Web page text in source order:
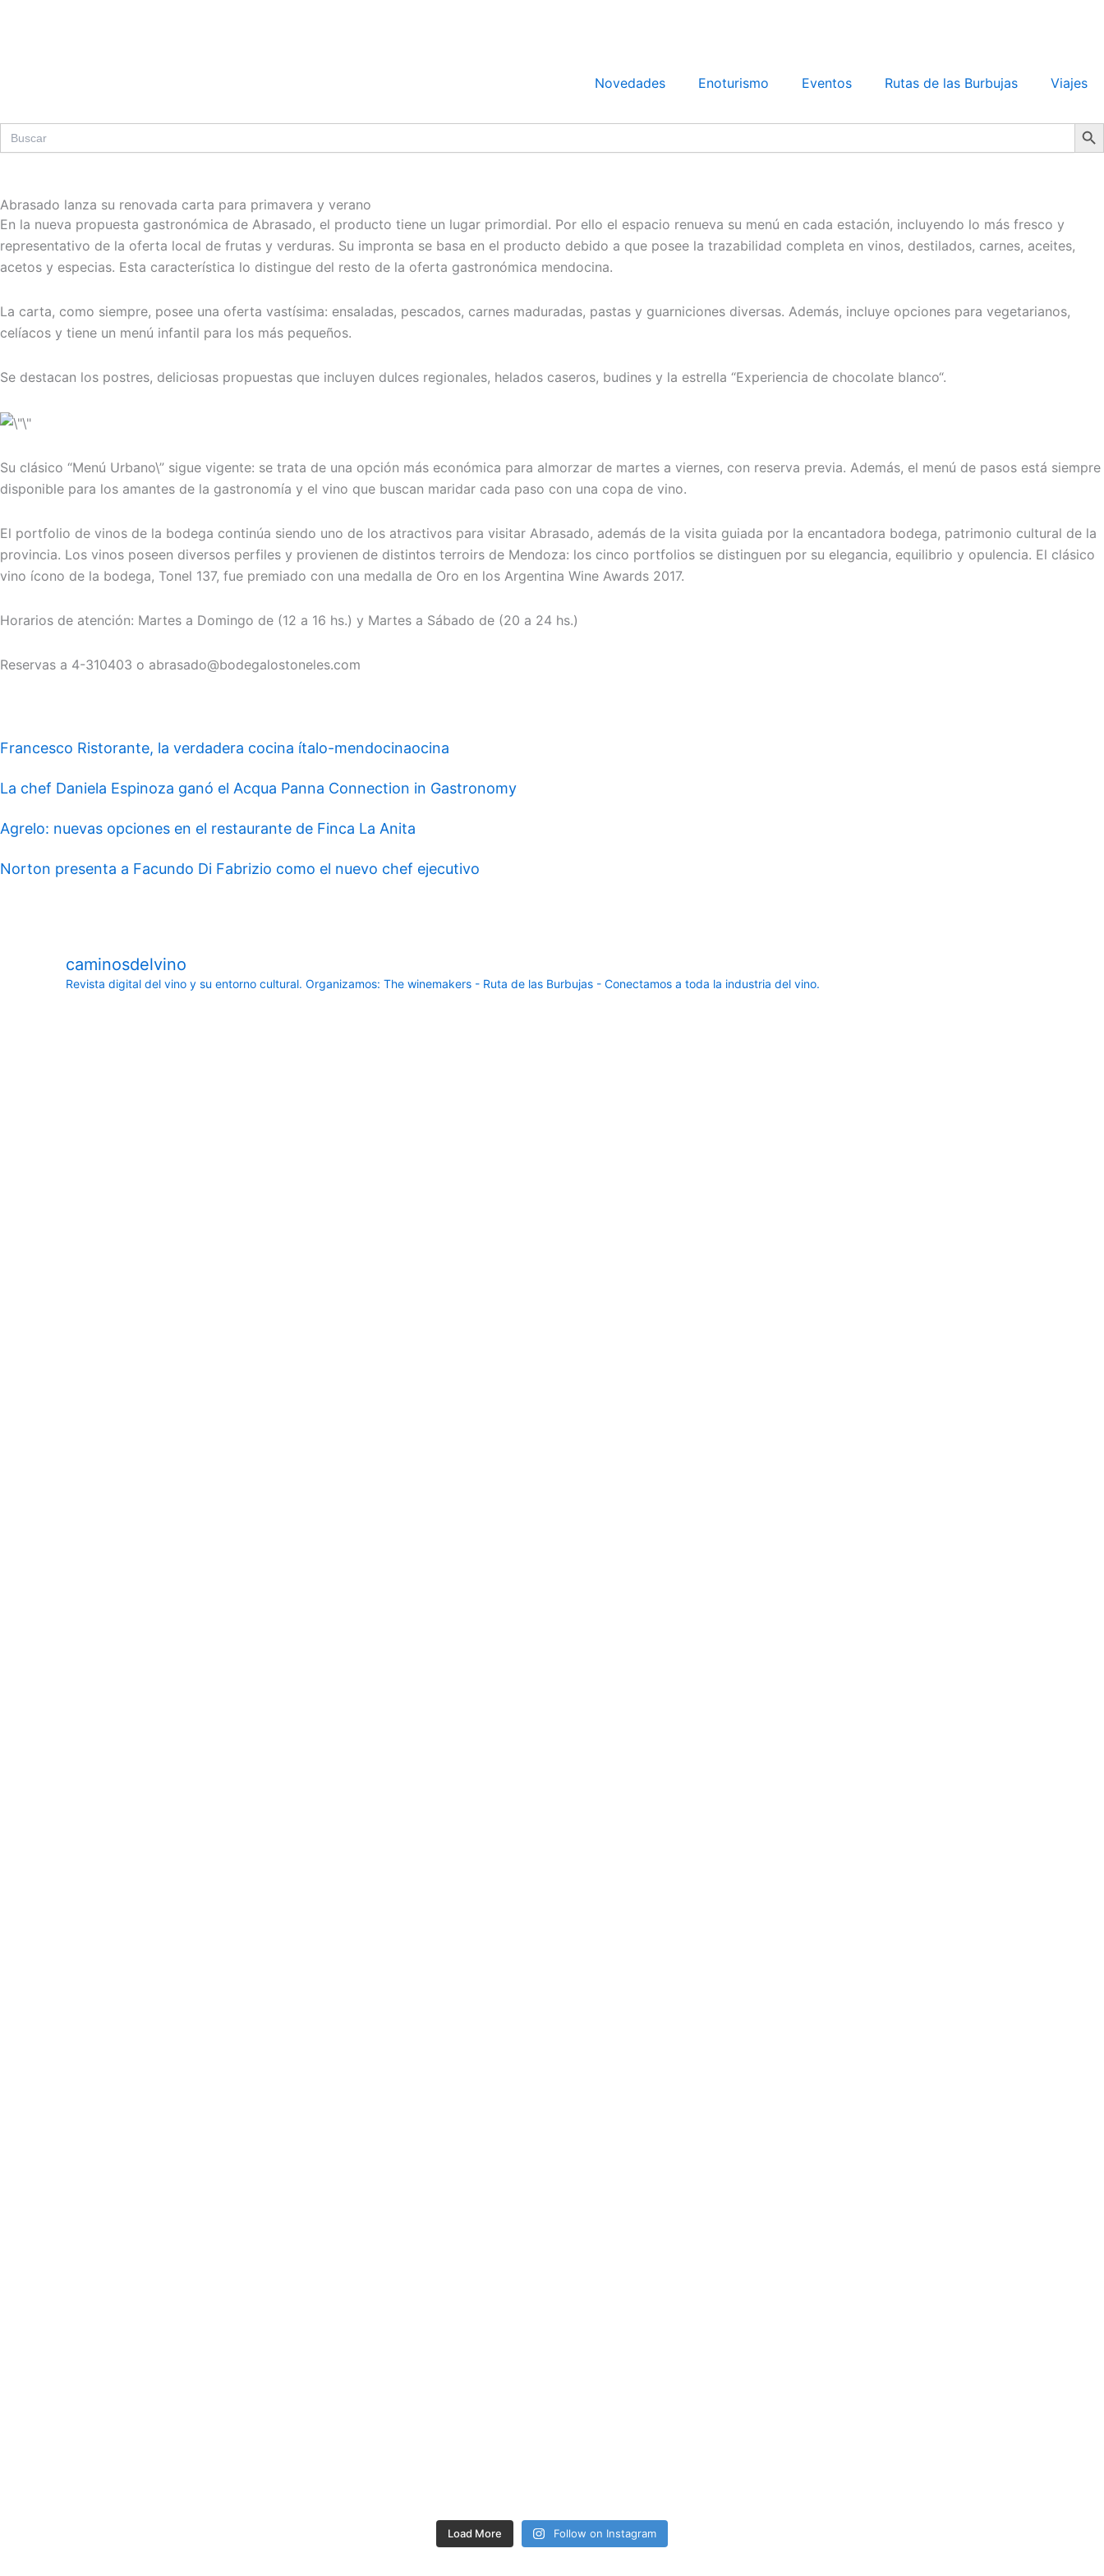
Novedades
Enoturismo Eventos Rutas de las Burbujas Viajes
Search
for:
Search
Abrasado lanza su renovada carta para primavera y verano
En la nueva propuesta gastronómica de Abrasado, el producto tiene un lugar primordial. Por ello el espacio renueva su menú en cada estación, incluyendo lo más fresco y
representativo de la oferta local de frutas y verduras. Su impronta se basa en el producto debido a que posee la trazabilidad completa en vinos, destilados, carnes, aceites,
acetos y especias. Esta característica lo distingue del resto de la oferta gastronómica mendocina.
La carta, como siempre, posee una oferta vastísima: ensaladas, pescados, carnes maduradas, pastas y guarniciones diversas. Además, incluye opciones para vegetarianos,
celíacos y tiene un menú infantil para los más pequeños.
Se destacan los postres, deliciosas propuestas que incluyen dulces regionales, helados caseros, budines y la estrella “Experiencia de chocolate blanco“.
Su clásico “Menú Urbano\” sigue vigente: se trata de una opción más económica para almorzar de martes a viernes, con reserva previa. Además, el menú de pasos está siempre
disponible para los amantes de la gastronomía y el vino que buscan maridar cada paso con una copa de vino.
El portfolio de vinos de la bodega continúa siendo uno de los atractivos para visitar Abrasado, además de la visita guiada por la encantadora bodega, patrimonio cultural de la
provincia. Los vinos poseen diversos perfiles y provienen de distintos terroirs de Mendoza: los cinco portfolios se distinguen por su elegancia, equilibrio y opulencia. El clásico
vino ícono de la bodega, Tonel 137, fue premiado con una medalla de Oro en los Argentina Wine Awards 2017.
Horarios de atención: Martes a Domingo de (12 a 16 hs.) y Martes a Sábado de (20 a 24 hs.)
Reservas a 4-310403 o abrasado@bodegalostoneles.com
Francesco Ristorante, la verdadera cocina ítalo-mendocinaocina
La chef Daniela Espinoza ganó el Acqua Panna Connection in Gastronomy
Agrelo: nuevas opciones en el restaurante de Finca La Anita
Norton presenta a Facundo Di Fabrizio como el nuevo chef ejecutivo
caminosdelvino
Revista digital del vino y su entorno cultural. Organizamos: The winemakers - Ruta de las Burbujas - Conectamos a toda la industria del vino.
Load More Follow on Instagram